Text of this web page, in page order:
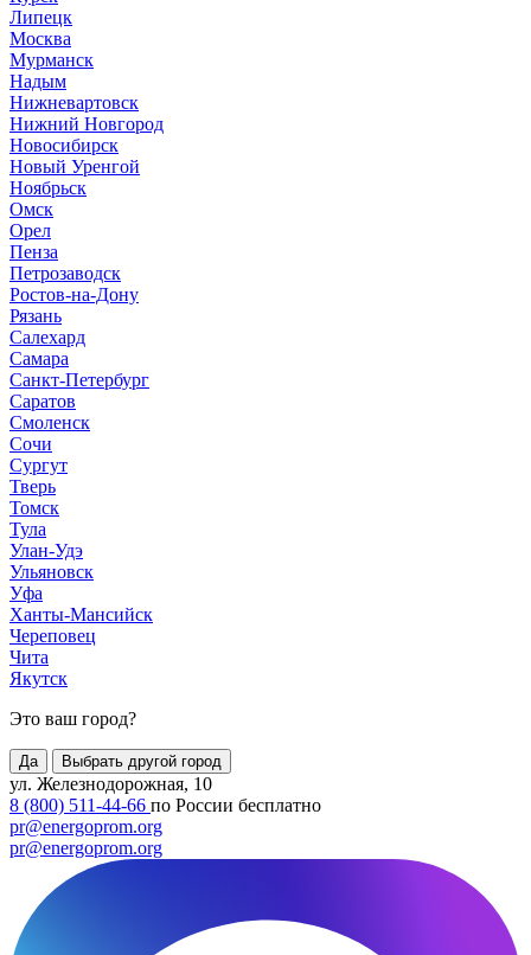
Липецк
Москва
Мурманск
Надым
Нижневартовск
Нижний Новгород
Новосибирск
Новый Уренгой
Ноябрьск
Омск
Орел
Пенза
Петрозаводск
Ростов-на-Дону
Рязань
Салехард
Самара
Санкт-Петербург
Саратов
Смоленск
Сочи
Сургут
Тверь
Томск
Тула
Улан-Удэ
Ульяновск
Уфа
Ханты-Мансийск
Череповец
Чита
Якутск
Это ваш город?
Да Выбрать другой город
ул. Железнодорожная, 10
8 (800) 511-44-66 по России бесплатно
pr@energoprom.org
pr@energoprom.org